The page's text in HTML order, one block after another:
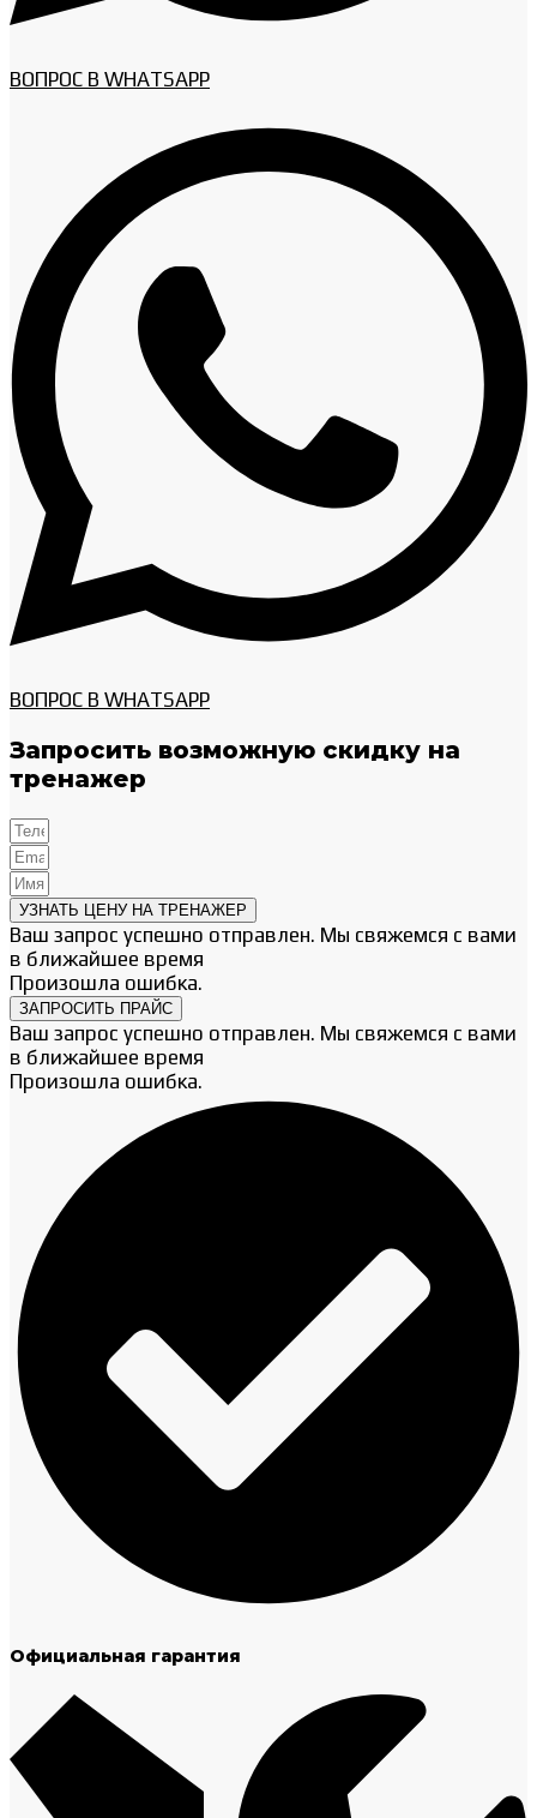
ВОПРОС В WHATSAPP
ВОПРОС В WHATSAPP
Запросить возможную скидку на
тренажер
УЗНАТЬ ЦЕНУ НА ТРЕНАЖЕР
Ваш запрос успешно отправлен. Мы свяжемся с вами
в ближайшее время
Произошла ошибка.
ЗАПРОСИТЬ ПРАЙС
Ваш запрос успешно отправлен. Мы свяжемся с вами
в ближайшее время
Произошла ошибка.
Официальная гарантия